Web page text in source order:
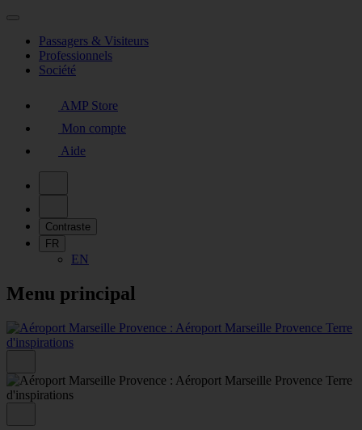
Passagers & Visiteurs
Professionnels
Société
AMP Store
Mon compte
Aide
Contraste
FR
EN
Menu principal